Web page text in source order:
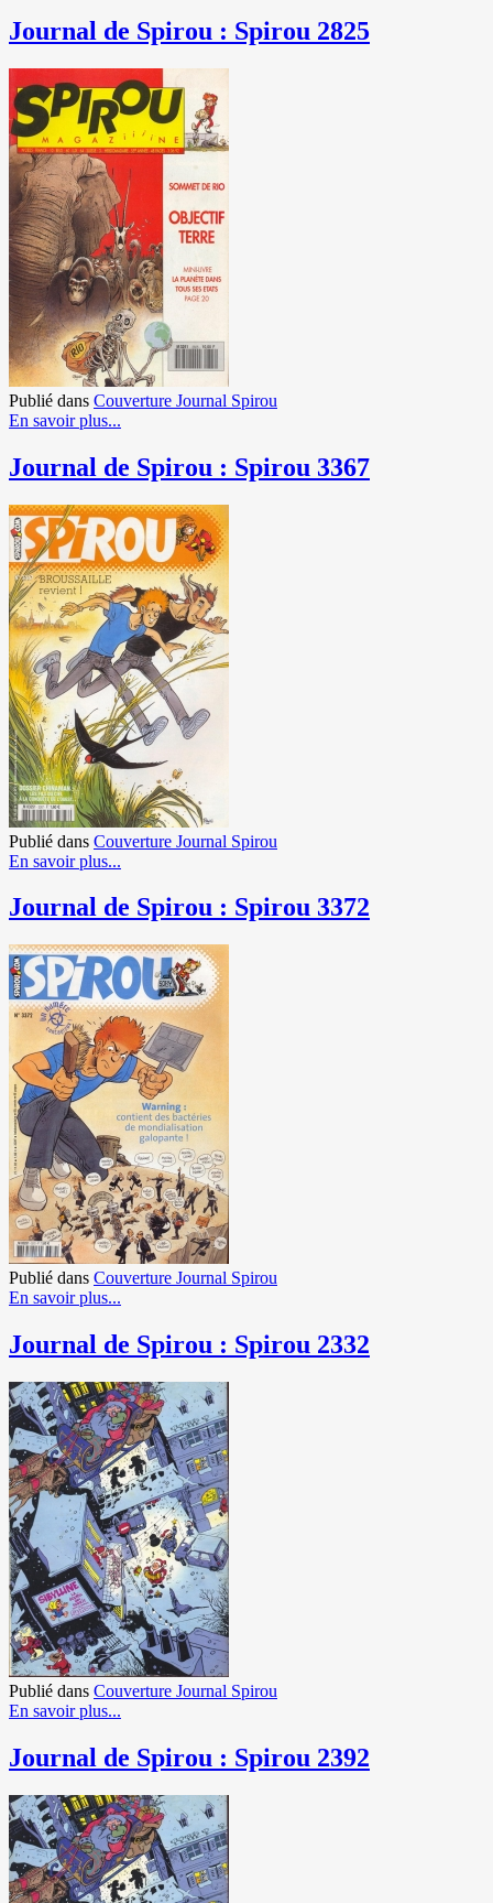
Journal de Spirou : Spirou 2825
Publié dans Couverture Journal Spirou
En savoir plus...
Journal de Spirou : Spirou 3367
Publié dans Couverture Journal Spirou
En savoir plus...
Journal de Spirou : Spirou 3372
Publié dans Couverture Journal Spirou
En savoir plus...
Journal de Spirou : Spirou 2332
Publié dans Couverture Journal Spirou
En savoir plus...
Journal de Spirou : Spirou 2392